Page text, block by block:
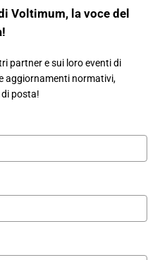
Voltimum, la voce del
partner e sui loro eventi di
aggiornamenti normativi,
posta!